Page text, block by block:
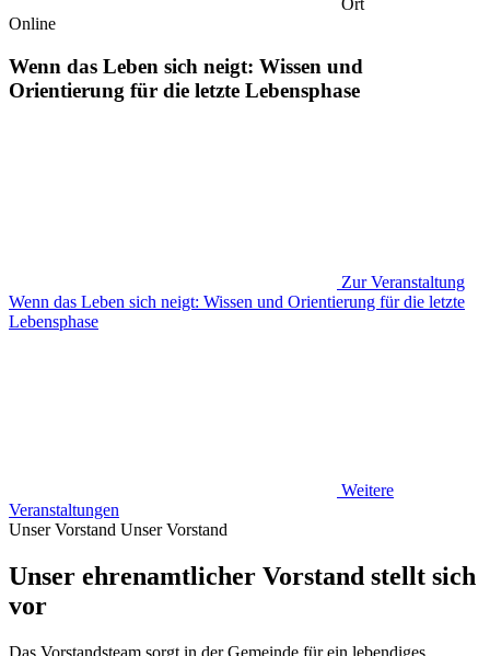
Ort
Online
Wenn das Leben sich neigt: Wissen und
Orientierung für die letzte Lebensphase
Zur Veranstaltung
Wenn das Leben sich neigt: Wissen und Orientierung für die letzte
Lebensphase
Weitere
Veranstaltungen
Unser Vorstand Unser Vorstand
Unser ehrenamtlicher Vorstand stellt sich
vor
Das Vorstandsteam sorgt in der Gemeinde für ein lebendiges